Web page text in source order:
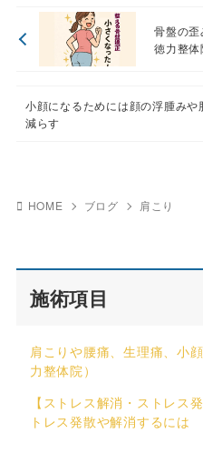
骨盤の
徳力整体
小顔になるためには顔の浮腫みや
減らす
HOME ブログ 肩こり
施術項目
肩こりや腰痛、生理痛、小
力整体院）
【ストレス解消・ストレス
トレス発散や解消するには